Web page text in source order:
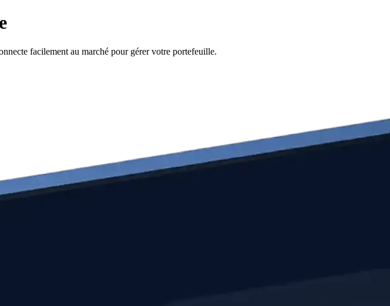
facilement au marché pour gérer votre portefeuille.